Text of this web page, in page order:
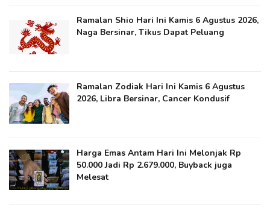
Ramalan Shio Hari Ini Kamis 6 Agustus 2026,
Naga Bersinar, Tikus Dapat Peluang
Ramalan Zodiak Hari Ini Kamis 6 Agustus
2026, Libra Bersinar, Cancer Kondusif
Harga Emas Antam Hari Ini Melonjak Rp
50.000 Jadi Rp 2.679.000, Buyback juga
Melesat